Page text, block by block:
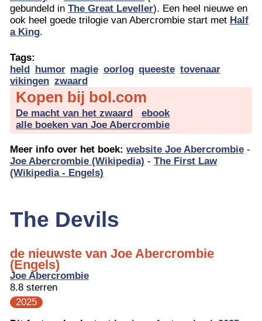
gebundeld in The Great Leveller). Een heel nieuwe en
ook heel goede trilogie van Abercrombie start met Half
a King.
Tags:
held humor magie oorlog queeste tovenaar
vikingen zwaard
Kopen bij bol.com
De macht van het zwaard
ebook
alle boeken van Joe Abercrombie
Meer info over het boek: website Joe Abercrombie -
Joe Abercrombie (Wikipedia) - The First Law
(Wikipedia - Engels)
The Devils
de nieuwste van Joe Abercrombie
(Engels)
Joe Abercrombie
8.8 sterren
2025